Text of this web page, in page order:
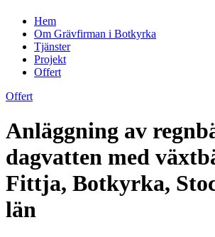
Hem
Om Grävfirman i Botkyrka
Tjänster
Projekt
Offert
Offert
Anläggning av
dagvatten med
Fittja, Botkyrka,
län